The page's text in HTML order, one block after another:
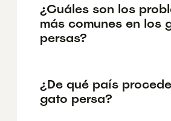
¿Cuáles son los
más comunes en los
persas?
¿De qué país
gato persa?